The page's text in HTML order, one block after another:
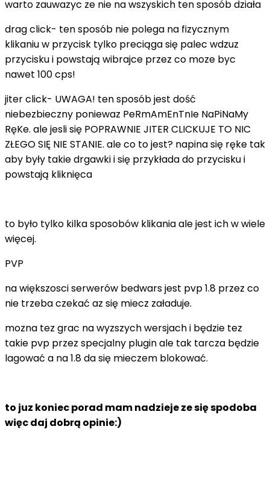
warto zauwazyc ze nie na wszyskich ten sposób działa
drag click- ten sposób nie polega na fizycznym
klikaniu w przycisk tylko preciąga się palec wdzuz
przycisku i powstają wibrajce przez co moze byc
nawet 100 cps!
jiter click- UWAGA! ten sposób jest dość
niebezbieczny poniewaz PeRmAmEnTnIe NaPiNaMy
RęKe. ale jesli się POPRAWNIE JITER CLICKUJE TO NIC
ZŁEGO SIĘ NIE STANIE. ale co to jest? napina się ręke tak
aby były takie drgawki i się przykłada do przycisku i
powstają kliknięca
to było tylko kilka sposobów klikania ale jest ich w wiele
więcej.
PVP
na większosci serwerów bedwars jest pvp 1.8 przez co
nie trzeba czekać az się miecz załaduje.
mozna tez grac na wyzszych wersjach i będzie tez
takie pvp przez specjalny plugin ale tak tarcza będzie
lagować a na 1.8 da się mieczem blokować.
to juz koniec porad mam nadzieje ze się spodoba
więc daj dobrą opinie:)